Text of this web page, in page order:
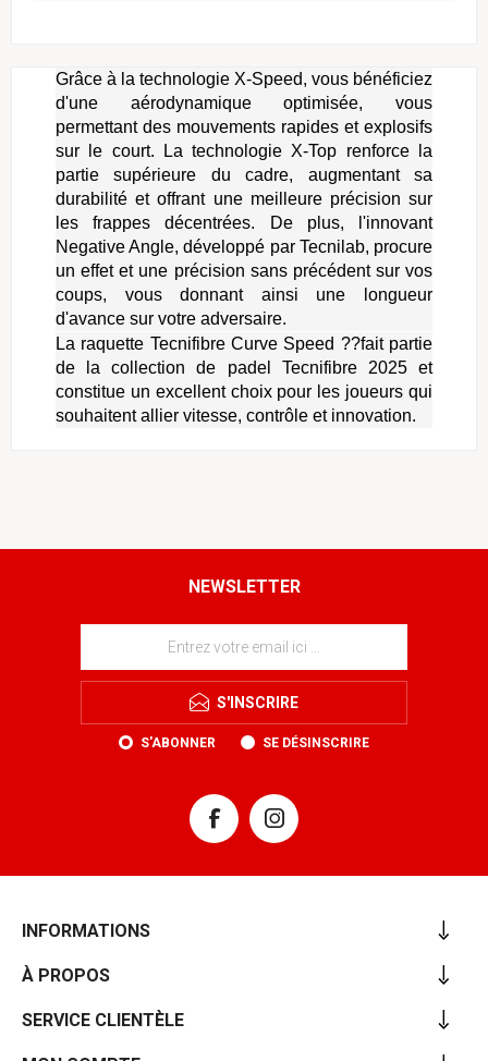
Grâce à la technologie X-Speed, vous bénéficiez
d'une aérodynamique optimisée, vous
permettant des mouvements rapides et explosifs
sur le court. La technologie X-Top renforce la
partie supérieure du cadre, augmentant sa
durabilité et offrant une meilleure précision sur
les frappes décentrées. De plus, l'innovant
Negative Angle, développé par Tecnilab, procure
un effet et une précision sans précédent sur vos
coups, vous donnant ainsi une longueur
d'avance sur votre adversaire.
La raquette Tecnifibre Curve Speed ??fait partie
de la collection de padel Tecnifibre 2025 et
constitue un excellent choix pour les joueurs qui
souhaitent allier vitesse, contrôle et innovation.
NEWSLETTER
S'INSCRIRE
S'ABONNER SE DÉSINSCRIRE
INFORMATIONS
À PROPOS
SERVICE CLIENTÈLE